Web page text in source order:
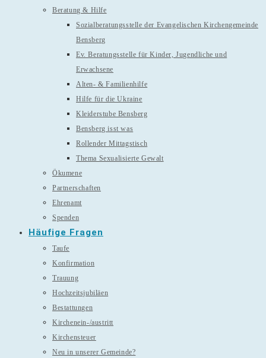
Beratung & Hilfe
Sozialberatungsstelle der Evangelischen Kirchengemeinde
Bensberg
Ev. Beratungsstelle für Kinder, Jugendliche und
Erwachsene
Alten- & Familienhilfe
Hilfe für die Ukraine
Kleiderstube Bensberg
Bensberg isst was
Rollender Mittagstisch
Thema Sexualisierte Gewalt
Ökumene
Partnerschaften
Ehrenamt
Spenden
Häufige Fragen
Taufe
Konfirmation
Trauung
Hochzeitsjubiläen
Bestattungen
Kirchenein-/austritt
Kirchensteuer
Neu in unserer Gemeinde?